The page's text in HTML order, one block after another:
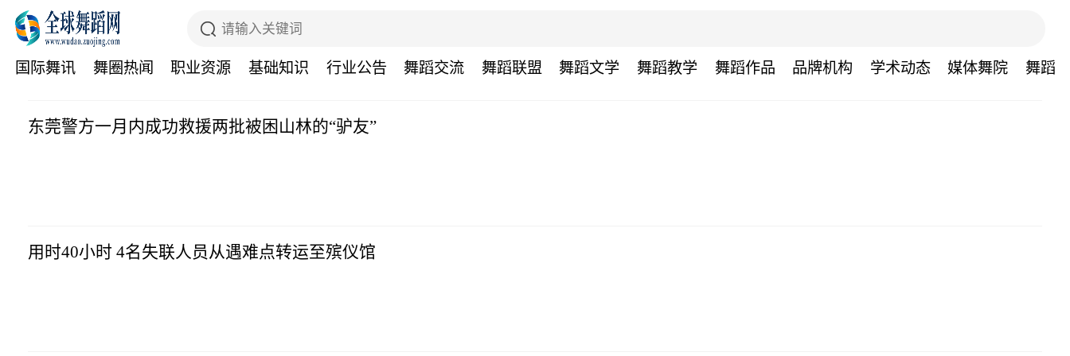
国际舞讯 舞圈热闻 职业资源 基础知识 行业公告 舞蹈交流 舞蹈联盟 舞蹈文学 舞蹈教学 舞蹈作品 品牌机构 学术动态 媒体舞院 舞蹈
东莞警方一月内成功救援两批被困山林的“驴友”
用时40小时 4名失联人员从遇难点转运至殡仪馆